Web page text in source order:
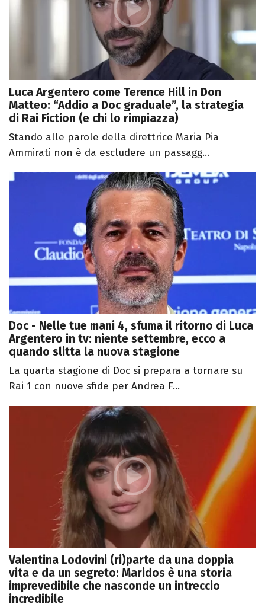
Luca Argentero come Terence Hill in Don
Matteo: “Addio a Doc graduale”, la strategia
di Rai Fiction (e chi lo rimpiazza)
Stando alle parole della direttrice Maria Pia
Ammirati non è da escludere un passagg...
Doc - Nelle tue mani 4, sfuma il ritorno di Luca
Argentero in tv: niente settembre, ecco a
quando slitta la nuova stagione
La quarta stagione di Doc si prepara a tornare su
Rai 1 con nuove sfide per Andrea F...
Valentina Lodovini (ri)parte da una doppia
vita e da un segreto: Maridos è una storia
imprevedibile che nasconde un intreccio
incredibile